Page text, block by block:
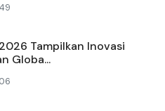
Tampilkan Inovasi
Globa...